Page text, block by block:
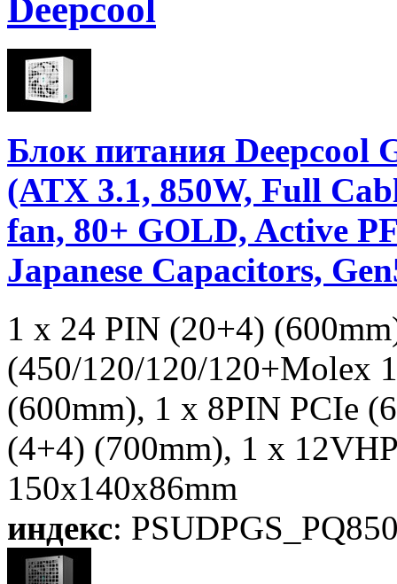
Deepcool
Блок питания Deepcool
(ATX 3.1, 850W, Full
fan, 80+ GOLD, Active
Japanese Capacitors,
1 x 24 PIN (20+4)
(450/120/120/120+Molex
(600mm), 1 x 8PIN PCIe
(4+4) (700mm), 1 x
150x140x86mm
индекс: